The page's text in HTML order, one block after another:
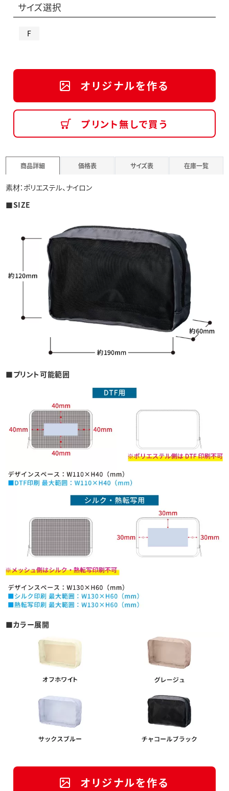
サイズ選択
F
オリジナルを作る
プリント無しで買う
商品詳細 価格表 サイズ表 在庫一覧
素材：ポリエステル、ナイロン
■SIZE
■プリント可能範囲
■カラー展開
オリジナルを作る